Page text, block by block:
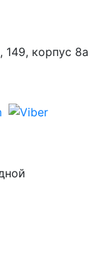
149, корпус 8а